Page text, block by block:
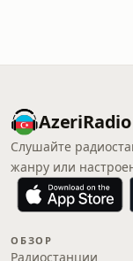
AzeriRadio
Слушайте
жанру или
ОБЗОР
Радиостанции